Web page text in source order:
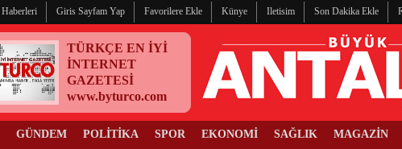
Giris Sayfam Yap Favorilere Ekle Künye Iletisim Son Dakika Ekle
TÜRKÇE EN İYİ
İNTERNET
GAZETESİ
www.byturco.com
GÜNDEM POLİTİKA SPOR EKONOMİ SAĞLIK MAGAZİN